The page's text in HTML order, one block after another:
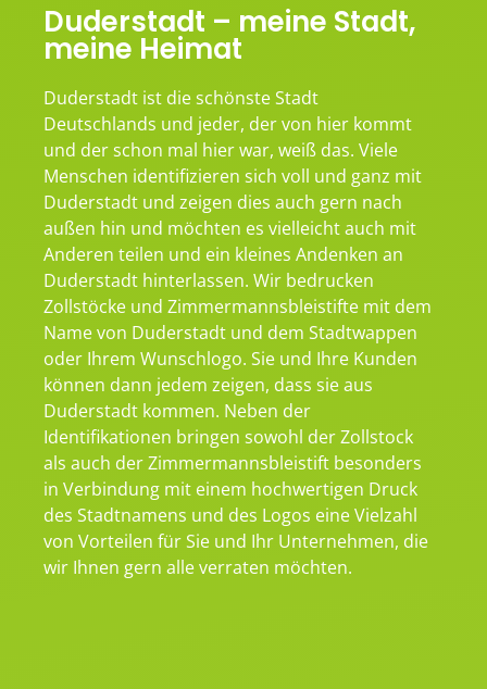
Duderstadt – meine Stadt,
meine Heimat
Duderstadt ist die schönste Stadt
Deutschlands und jeder, der von hier kommt
und der schon mal hier war, weiß das. Viele
Menschen identifizieren sich voll und ganz mit
Duderstadt und zeigen dies auch gern nach
außen hin und möchten es vielleicht auch mit
Anderen teilen und ein kleines Andenken an
Duderstadt hinterlassen. Wir bedrucken
Zollstöcke und Zimmermannsbleistifte mit dem
Name von Duderstadt und dem Stadtwappen
oder Ihrem Wunschlogo. Sie und Ihre Kunden
können dann jedem zeigen, dass sie aus
Duderstadt kommen. Neben der
Identifikationen bringen sowohl der Zollstock
als auch der Zimmermannsbleistift besonders
in Verbindung mit einem hochwertigen Druck
des Stadtnamens und des Logos eine Vielzahl
von Vorteilen für Sie und Ihr Unternehmen, die
wir Ihnen gern alle verraten möchten.